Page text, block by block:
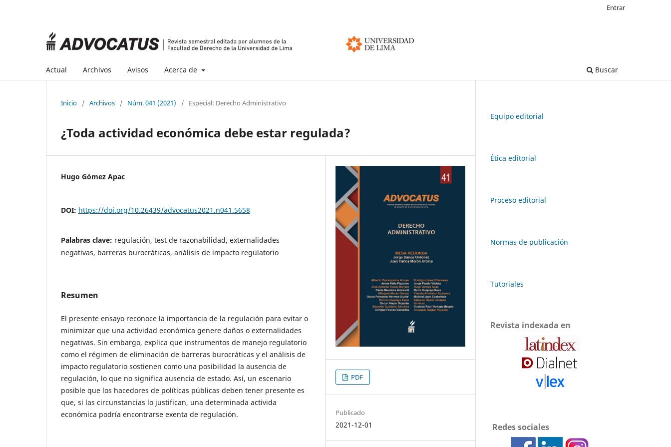
Actual Archivos Avisos Acerca de Buscar
Entrar
Inicio / Archivos / Núm. 041 (2021) / Especial: Derecho Administrativo
¿Toda actividad económica debe estar regulada?
Hugo Gómez Apac
DOI: https://doi.org/10.26439/advocatus2021.n041.5658
Palabras clave: regulación, test de razonabilidad, externalidades
negativas, barreras burocráticas, análisis de impacto regulatorio
Resumen
El presente ensayo reconoce la importancia de la regulación para evitar o
minimizar que una actividad económica genere daños o externalidades
negativas. Sin embargo, explica que instrumentos de manejo regulatorio
como el régimen de eliminación de barreras burocráticas y el análisis de
impacto regulatorio sostienen como una posibilidad la ausencia de
regulación, lo que no significa ausencia de estado. Así, un escenario
posible que los hacedores de políticas públicas deben tener presente es
que, si las circunstancias lo justifican, una determinada activida
económica podría encontrarse exenta de regulación.
PDF
Publicado
2021-12-01
Equipo editorial
Ética editorial
Proceso editorial
Normas de publicación
Tutoriales
Revista indexada en
Redes sociales